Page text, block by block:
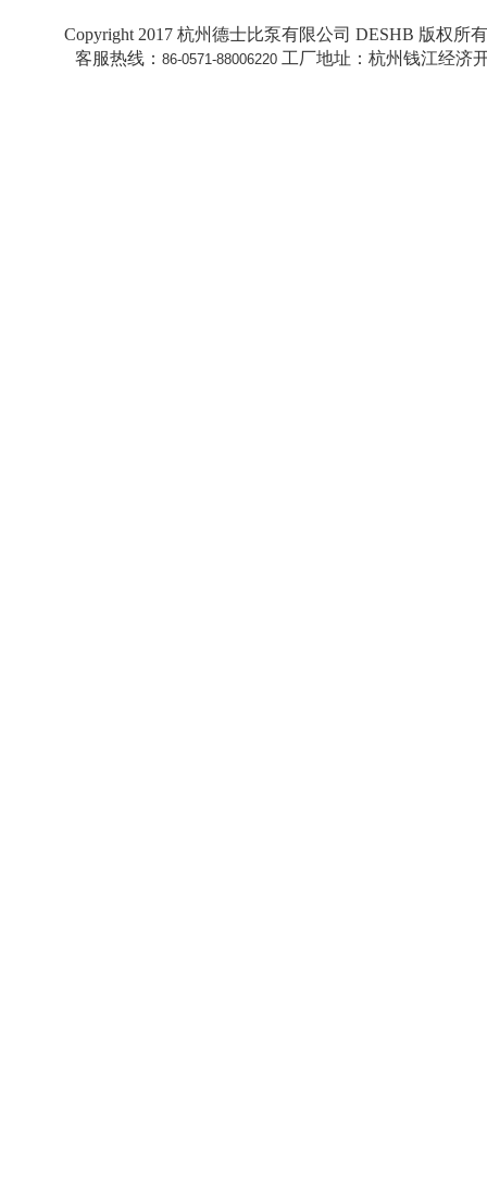
Copyright 2017 杭州德士比泵有限公司 DESHB 版权所
客服热线： 86-0571-88006220 工厂地址：杭州钱江经济